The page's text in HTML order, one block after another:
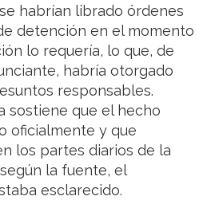
habrían librado órdenes
detención en el momento
lo requería, lo que, de
habría otorgado
responsables.
sostiene que el hecho
oficialmente y que
los partes diarios de la
la fuente, el
esclarecido.